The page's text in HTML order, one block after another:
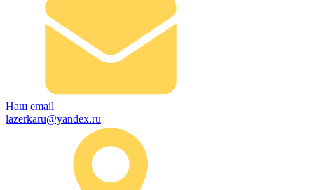
Наш email
lazerkaru@yandex.ru